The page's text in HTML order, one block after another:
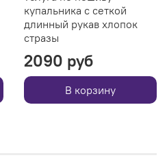
купальника с сеткой
длинный рукав хлопок
стразы
2090 руб
В корзину